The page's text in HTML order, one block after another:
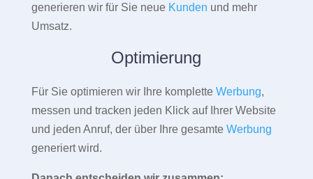
generieren wir für Sie neue Kunden und mehr
Umsatz.
Optimierung
Für Sie optimieren wir Ihre komplette Werbung,
messen und tracken jeden Klick auf Ihrer Website
und jeden Anruf, der über Ihre gesamte Werbung
generiert wird.